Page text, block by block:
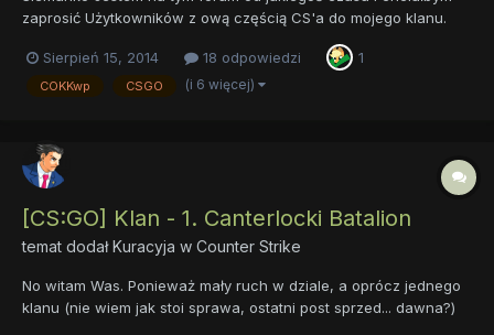
zaprosić Użytkowników z ową częścią CS'a do mojego klanu.
postanowiłem spróbować. Klan COKKwp powstał już kiedyś pod
inną nazwą(innym skrótem) i w innej grze. Nazywał się wtedy C...
Sierpień 15, 2014 18 odpowiedzi 1
COKKwp CSGO (i 6 więcej)
[CS:GO] Klan - 1. Canterlocki Batalion
temat dodałKuracyja w Counter Strike
No witam Was. Ponieważ mały ruch w dziale, a oprócz jednego
klanu (nie wiem jak stoi sprawa, ostatni post sprzed... dawna?)